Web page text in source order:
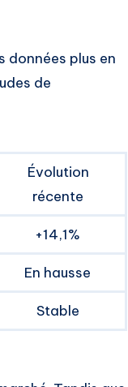
données plus en
de
Évolution
récente
+14,1%
En hausse
Stable